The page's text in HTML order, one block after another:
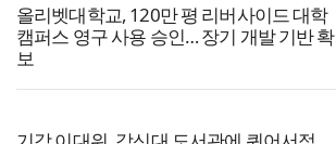
올리벳대학교, 120만 평 리버사이드 대학
캠퍼스 영구 사용 승인… 장기 개발 기반 확
보